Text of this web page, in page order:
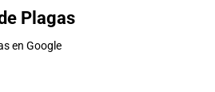
Plagas
en Google